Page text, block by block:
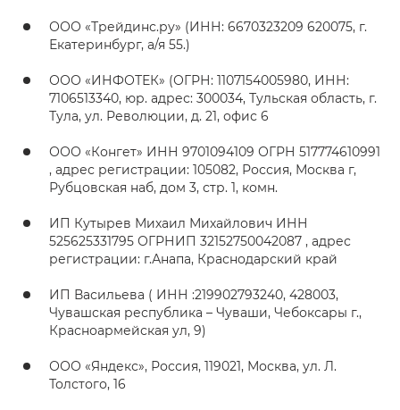
ООО «Трейдинс.ру» (ИНН: 6670323209 620075, г.
Екатеринбург, а/я 55.)
ООО «ИНФОТЕК» (ОГРН: 1107154005980, ИНН:
7106513340, юр. адрес: 300034, Тульская область, г.
Тула, ул. Революции, д. 21, офис 6
ООО «Конгет» ИНН 9701094109 ОГРН 517774610991
, адрес регистрации: 105082, Россия, Москва г,
Рубцовская наб, дом 3, стр. 1, комн.
ИП Кутырев Михаил Михайлович ИНН
525625331795 ОГРНИП 32152750042087 , адрес
регистрации: г.Анапа, Краснодарский край
ИП Васильева ( ИНН :219902793240, 428003,
Чувашская республика – Чуваши, Чебоксары г.,
Красноармейская ул, 9)
ООО «Яндекс», Россия, 119021, Москва, ул. Л.
Толстого, 16